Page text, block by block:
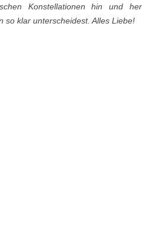
Konstellationen hin und her
so klar unterscheidest. Alles Liebe!